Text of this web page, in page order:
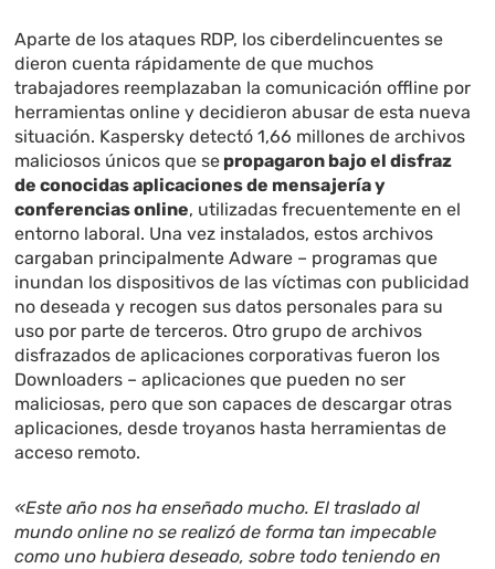
Aparte de los ataques RDP, los ciberdelincuentes se
dieron cuenta rápidamente de que muchos
trabajadores reemplazaban la comunicación offline por
herramientas online y decidieron abusar de esta nueva
situación. Kaspersky detectó 1,66 millones de archivos
maliciosos únicos que se propagaron bajo el disfraz
de conocidas aplicaciones de mensajería y
conferencias online, utilizadas frecuentemente en el
entorno laboral. Una vez instalados, estos archivos
cargaban principalmente Adware – programas que
inundan los dispositivos de las víctimas con publicidad
no deseada y recogen sus datos personales para su
uso por parte de terceros. Otro grupo de archivos
disfrazados de aplicaciones corporativas fueron los
Downloaders – aplicaciones que pueden no ser
maliciosas, pero que son capaces de descargar otras
aplicaciones, desde troyanos hasta herramientas de
acceso remoto.
«Este año nos ha enseñado mucho. El traslado al
mundo online no se realizó de forma tan impecable
como uno hubiera deseado, sobre todo teniendo en